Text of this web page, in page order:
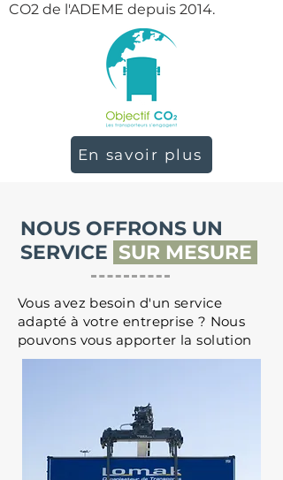
CO2 de l'ADEME depuis 2014.
En savoir plus
NOUS OFFRONS UN
SERVICE SUR MESURE
Vous avez besoin d'un service
adapté à votre entreprise ? Nous
pouvons vous apporter la solution